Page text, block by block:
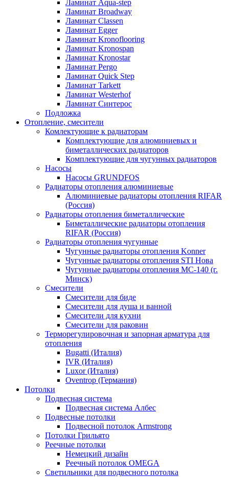
Ламинат Aqua-step
Ламинат Broadway
Ламинат Classen
Ламинат Egger
Ламинат Kronoflooring
Ламинат Kronospan
Ламинат Kronostar
Ламинат Pergo
Ламинат Quick Step
Ламинат Tarkett
Ламинат Westerhof
Ламинат Синтерос
Подложка
Отопление, смесители
Комлектующие к радиаторам
Комплектующие для алюминиевых и
биметаллических радиаторов
Комплектующие для чугунных радиаторов
Насосы
Насосы GRUNDFOS
Радиаторы отопления алюминиевые
Алюминиевые радиаторы отопления RIFAR
(Россия)
Радиаторы отопления биметаллические
Биметаллические радиаторы отопления
RIFAR (Россия)
Радиаторы отопления чугунные
Чугунные радиаторы отопления Konner
Чугунные радиаторы отопления STI Нова
Чугунные радиаторы отопления МС-140 (г.
Минск)
Смесители
Смесители для биде
Смесители для душа и ванной
Смесители для кухни
Смесители для раковин
Терморегулировочная и запорная арматура для
отопления
Bugatti (Италия)
IVR (Италия)
Luxor (Италия)
Oventrop (Германия)
Потолки
Подвесная система
Подвесная система Албес
Подвесные потолки
Подвесной потолок Armstrong
Потолки Грильято
Реечные потолки
Немецкий дизайн
Реечный потолок OMEGA
Светильники для подвесного потолка